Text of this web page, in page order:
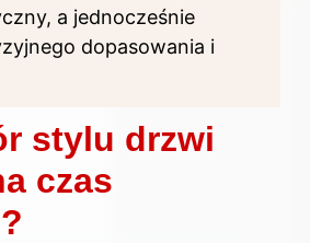
a jednocześnie
dopasowania i
stylu drzwi
czas